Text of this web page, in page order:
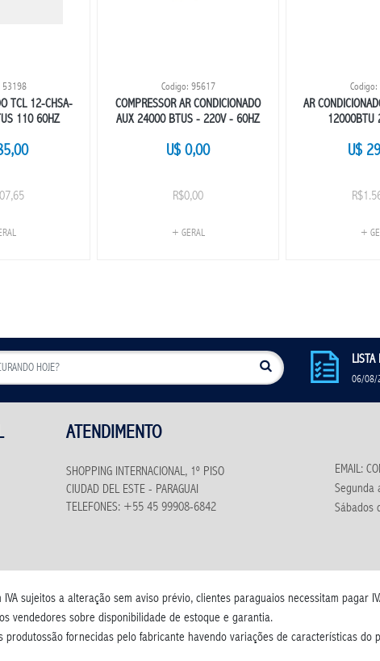
53198
TCL 12-CHSA-
110 60HZ
Codigo: 95617
COMPRESSOR AR CONDICIONADO
AUX 24000 BTUS - 220V - 60HZ
U$ 0,00
R$0,00
+ GERAL
AR
12000BTU
U$
+
LISTA
06/08/
ATENDIMENTO
SHOPPING INTERNACIONAL, 1º PISO
CIUDAD DEL ESTE - PARAGUAI
TELEFONES: +55 45 99908-6842
EMAIL:
Segunda
Sábados
IVA sujeitos a alteração sem aviso prévio, clientes paraguaios necessitam pagar
vendedores sobre disponibilidade de estoque e garantia.
produtossão fornecidas pelo fabricante havendo variações de características do